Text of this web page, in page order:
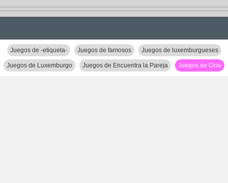
Juegos de -etiqueta- Juegos de famosos Juegos de luxemburgueses
Juegos de Luxemburgo Juegos de Encuentra la Pareja Juegos de Ocio